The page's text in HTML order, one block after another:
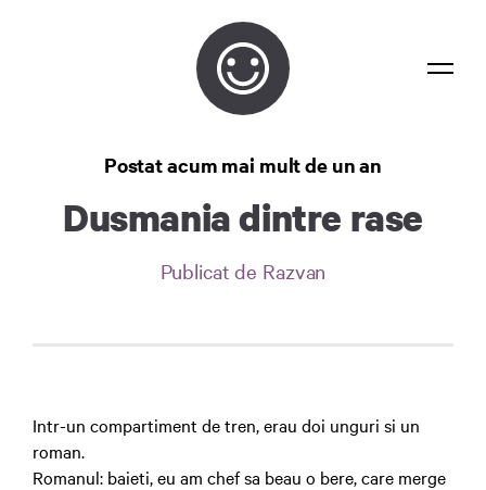
Contact
Autentificare
Postat acum mai mult de un an
Dusmania dintre rase
Publicat de Razvan
Intr-un compartiment de tren, erau doi unguri si un
roman.
Romanul: baieti, eu am chef sa beau o bere, care merge